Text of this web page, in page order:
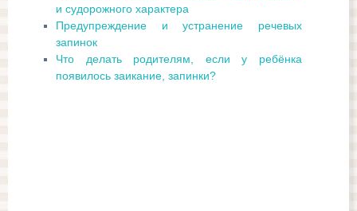
и судорожного характера
Предупреждение и устранение речевых
запинок
Что делать родителям, если у ребёнка
появилось заикание, запинки?